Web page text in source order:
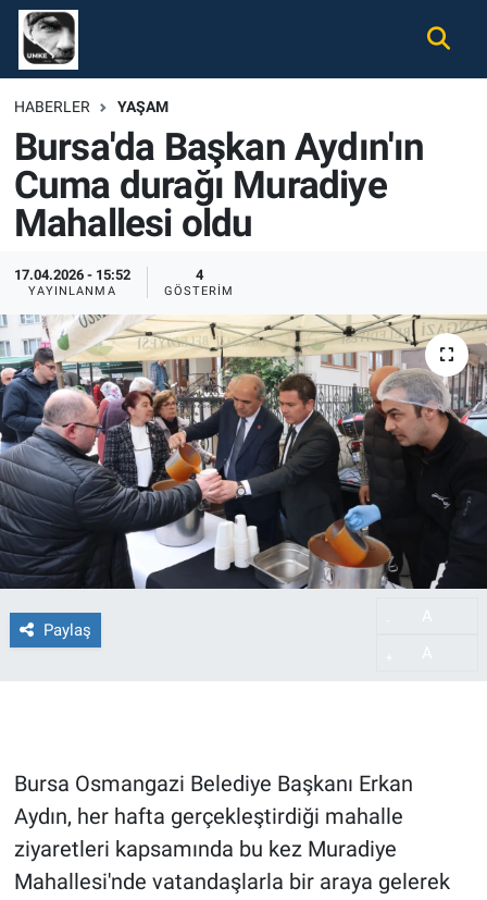
HABERLER YAŞAM
Bursa'da Başkan Aydın'ın
Cuma durağı Muradiye
Mahallesi oldu
17.04.2026 - 15:52
YAYINLANMA
4
GÖSTERIM
Paylaş
Bursa Osmangazi Belediye Başkanı Erkan
Aydın, her hafta gerçekleştirdiği mahalle
ziyaretleri kapsamında bu kez Muradiye
Mahallesi'nde vatandaşlarla bir araya gelerek
Gündem
Ekonomi
Spor
Tüm Haberler
İletişim
Künye
Nöbetçi Eczaneler
Hava Durumu
Namaz Vakitleri
Süper Lig Puan Durumu ve Fikstür
Tüm Manşetler
Son Dakika Haberleri
Haber Arşivi